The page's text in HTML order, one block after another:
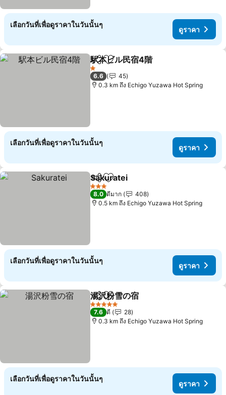
เลือกวันที่เพื่อดูราคาในวันนั้นๆ
ดูราคา
แชร์ เพิ่มในรายการโปรด
駅本ビル民宿4階
1 ดาว
6.6
45
0.3 km ถึง Echigo Yuzawa Hot Spring
เลือกวันที่เพื่อดูราคาในวันนั้นๆ
ดูราคา
แชร์ เพิ่มในรายการโปรด
Sakuratei
3 ดาว
8.0 ดีมาก
408
0.5 km ถึง Echigo Yuzawa Hot Spring
เลือกวันที่เพื่อดูราคาในวันนั้นๆ
ดูราคา
แชร์ เพิ่มในรายการโปรด
湯沢粉雪の宿
5 ดาว
7.6 ดี
28
0.3 km ถึง Echigo Yuzawa Hot Spring
เลือกวันที่เพื่อดูราคาในวันนั้นๆ
ดูราคา